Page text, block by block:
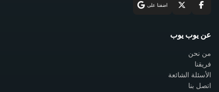
اضفنا على
عن يوب يوب
من نحن
فريقنا
الأسئلة الشائعة
اتصل بنا